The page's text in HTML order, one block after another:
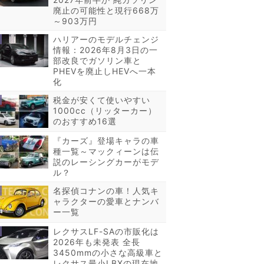
廃止の可能性と現行668万
～903万円
ハリアーのモデルチェンジ
情報：2026年8月3日の一
部改良でガソリン車と
PHEVを廃止しHEVへ一本
化
税金が安くて使いやすい
1000cc（リッターカー）
のおすすめ16選
『カーズ』登場キャラの車
種一覧～マックィーンは伝
説のレーシングカーがモデ
ル？
名探偵コナンの車！人気キ
ャラクターの愛車とナンバ
ー一覧
レクサスLF-SAの市販化は
2026年も未発表 全長
3450mmの小さな高級車と